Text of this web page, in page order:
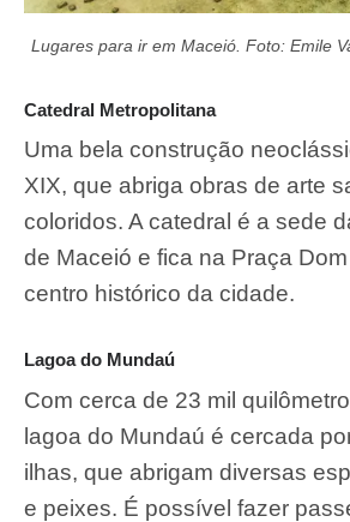
Lugares para ir em Maceió. Foto: Emile
Catedral Metropolitana
Uma bela construção
XIX, que abriga obras de arte
coloridos. A catedral é a sede
de Maceió e fica na Praça
centro histórico da cidade.
Lagoa do Mundaú
Com cerca de 23 mil
lagoa do Mundaú é cercada
ilhas, que abrigam diversas
e peixes. É possível fazer